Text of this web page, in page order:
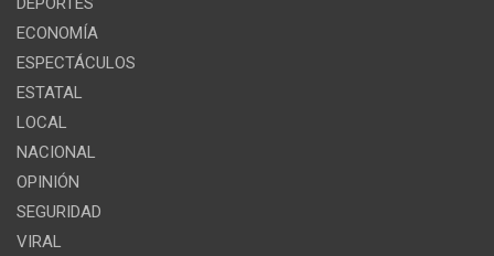
ECONOMÍA
ESPECTÁCULOS
ESTATAL
LOCAL
NACIONAL
OPINIÓN
SEGURIDAD
VIRAL